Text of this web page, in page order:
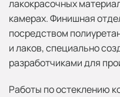
лакокрасочных
камерах. Финишная
посредством
и лаков, специально
разработчиками для
Работы по остеклению